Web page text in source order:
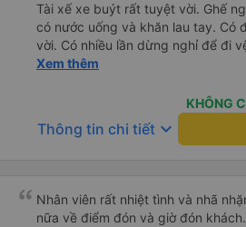
Tài xế xe buýt rất tuyệt vời. Ghế
có nước uống và khăn lau tay. Có
vời. Có nhiều lần dừng nghỉ để đi
muốn đề xuất để cải thiện là cho
Xem thêm
KHÔNG
Thông tin chi tiết keyboard_arrow_down
Nhân viên rất nhiệt tình và nhã
nữa về điểm đón và giờ đón